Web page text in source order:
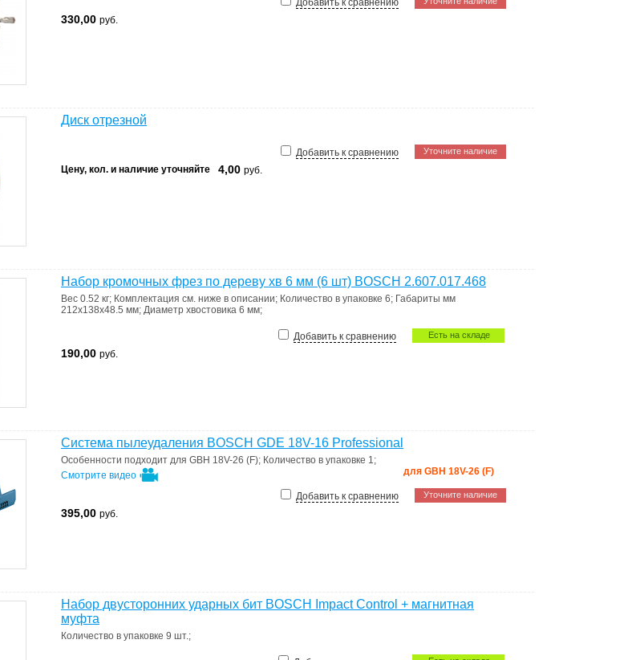
Добавить к сравнению
330,00 руб.
Диск отрезной
Уточните наличие
Добавить к сравнению
Цену, кол. и наличие уточняйте
4,00 руб.
Набор кромочных фрез по дереву хв 6 мм (6 шт) BOSCH 2.607.017.468
Вес 0.52 кг; Комплектация см. ниже в описании; Количество в упаковке 6; Габариты мм
212х138х48.5 мм; Диаметр хвостовика 6 мм;
Есть на складе
Добавить к сравнению
190,00 руб.
Система пылеудаления BOSCH GDE 18V-16 Professional
Особенности подходит для GBH 18V-26 (F); Количество в упаковке 1;
для GBH 18V-26 (F)
Смотрите видео
Уточните наличие
Добавить к сравнению
395,00 руб.
Набор двусторонних ударных бит BOSCH Impact Control + магнитная
муфта
Количество в упаковке 9 шт.;